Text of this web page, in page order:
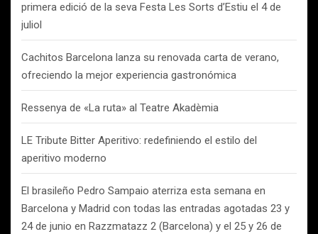
primera edició de la seva Festa Les Sorts d’Estiu el 4 de
juliol
Cachitos Barcelona lanza su renovada carta de verano,
ofreciendo la mejor experiencia gastronómica
Ressenya de «La ruta» al Teatre Akadèmia
LE Tribute Bitter Aperitivo: redefiniendo el estilo del
aperitivo moderno
El brasileño Pedro Sampaio aterriza esta semana en
Barcelona y Madrid con todas las entradas agotadas 23 y
24 de junio en Razzmatazz 2 (Barcelona) y el 25 y 26 de